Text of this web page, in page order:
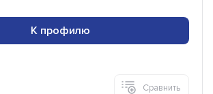
К профилю
Сравнить